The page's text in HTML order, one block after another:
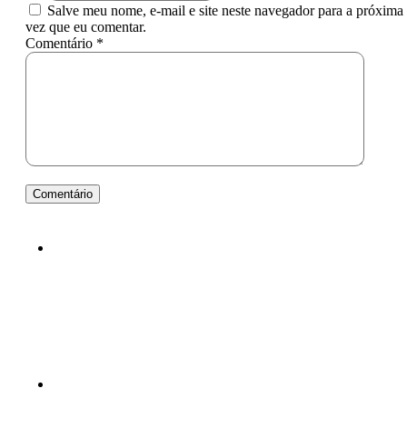
Salve meu nome, e-mail e site neste navegador para a próxima
vez que eu comentar.
Comentário *